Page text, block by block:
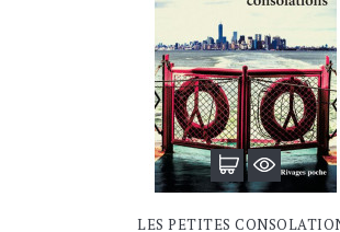
LES PETITES